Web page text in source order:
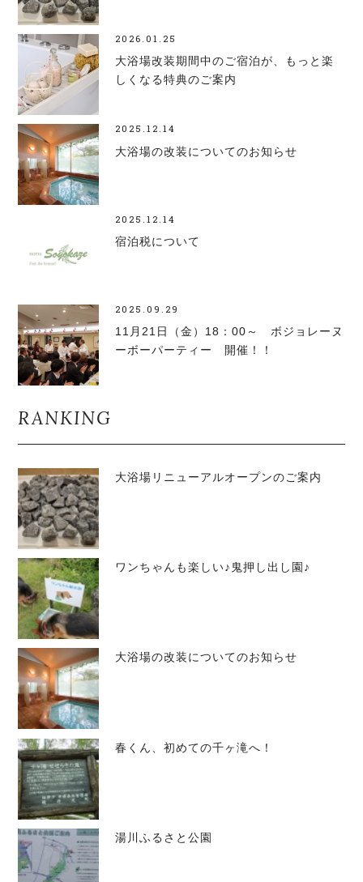
2026.01.25
大浴場改装期間中のご宿泊が、もっと楽
しくなる特典のご案内
2025.12.14
大浴場の改装についてのお知らせ
2025.12.14
宿泊税について
2025.09.29
11月21日（金）18：00～ ボジョレーヌ
ーボーパーティー 開催！！
RANKING
大浴場リニューアルオープンのご案内
ワンちゃんも楽しい♪鬼押し出し園♪
大浴場の改装についてのお知らせ
春くん、初めての千ヶ滝へ！
湯川ふるさと公園